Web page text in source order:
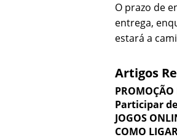
O prazo de
entrega,
estará a
Artigos
Participar
JOGOS
COMO